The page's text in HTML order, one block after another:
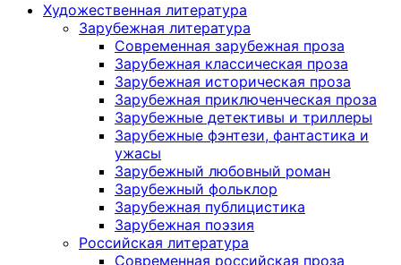
Художественная литература
Зарубежная литература
Современная зарубежная проза
Зарубежная классическая проза
Зарубежная историческая проза
Зарубежная приключенческая проза
Зарубежные детективы и триллеры
Зарубежные фэнтези, фантастика и
ужасы
Зарубежный любовный роман
Зарубежный фольклор
Зарубежная публицистика
Зарубежная поэзия
Российская литература
Современная российская проза